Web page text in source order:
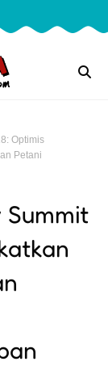
Optimis
Petani